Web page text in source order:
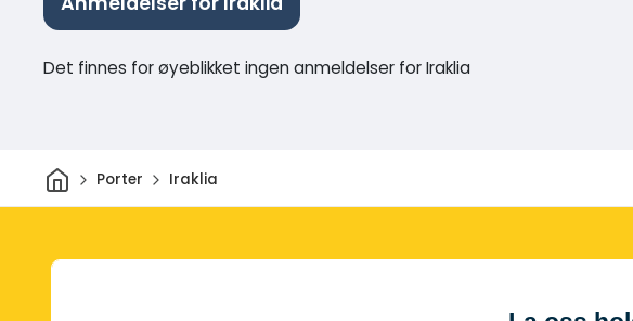
Det finnes for øyeblikket ingen anmeldelser for Iraklia
HjemPorter Iraklia